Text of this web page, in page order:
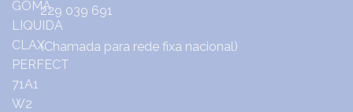
229 039 691
(Chamada para rede fixa nacional)